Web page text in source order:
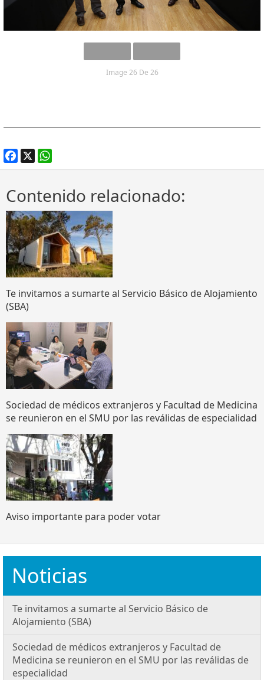
Image 26 De 26
Facebook
X WhatsApp
Contenido relacionado:
Te invitamos a sumarte al Servicio Básico de Alojamiento
(SBA)
Sociedad de médicos extranjeros y Facultad de Medicina
se reunieron en el SMU por las reválidas de especialidad
Aviso importante para poder votar
Noticias
Te invitamos a sumarte al Servicio Básico de
Alojamiento (SBA)
Sociedad de médicos extranjeros y Facultad de
Medicina se reunieron en el SMU por las reválidas de
especialidad